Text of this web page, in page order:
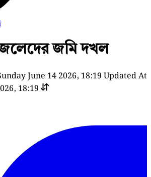
জমি দখল
June 14 2026, 18:19 Updated At
18:19